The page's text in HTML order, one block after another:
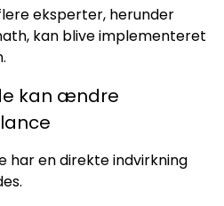
eksperter, herunder
kan blive implementeret
kan ændre
har en direkte indvirkning